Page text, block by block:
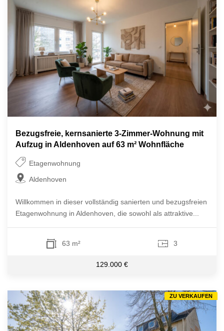
Bezugsfreie, kernsanierte 3-Zimmer-Wohnung mit
Aufzug in Aldenhoven auf 63 m² Wohnfläche
Etagenwohnung
Aldenhoven
Willkommen in dieser vollständig sanierten und bezugsfreien
Etagenwohnung in Aldenhoven, die sowohl als attraktive...
63 m² 3
129.000 €
ZU VERKAUFEN